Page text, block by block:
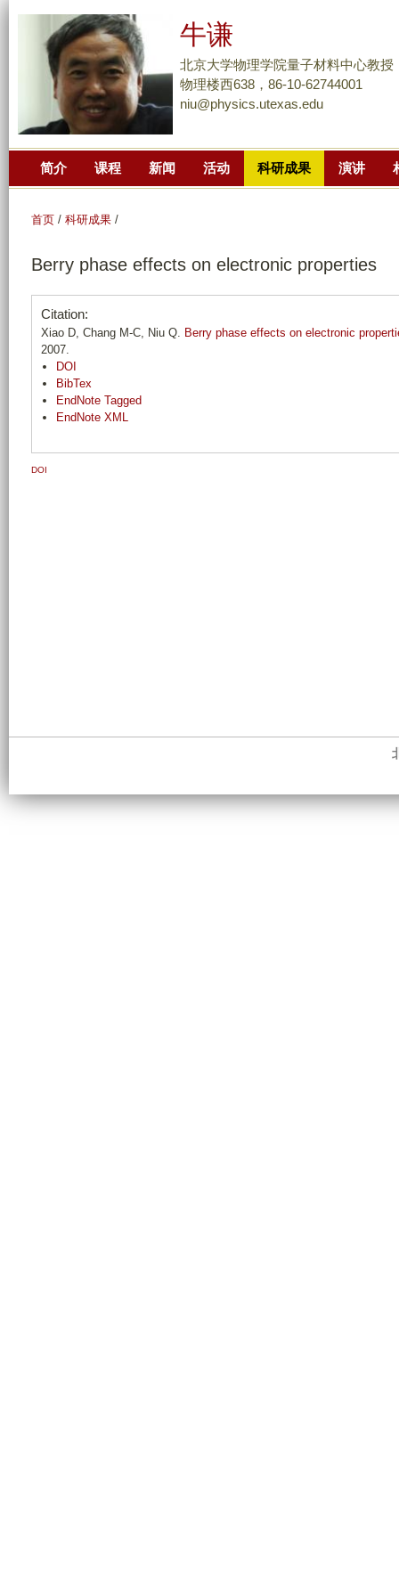
到
主
分
牛谦
北京大学物理学院量子材料中心教授
物理楼西638，86-10-62744001
niu@physics.utexas.edu
简介 课程 新闻 活动 科研成果 演讲
首页 / 科研成果 /
Berry phase effects on electronic properties
Citation:
Xiao D, Chang M-C, Niu Q. Berry phase effects on electronic
2007.
DOI
BibTex
EndNote Tagged
EndNote XML
DOI